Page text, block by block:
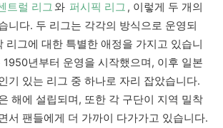
트럴 리그와 퍼시픽 리그 , 이렇게 두 개의
니다. 두 리그는 각각의 방식으로 운영되
리그에 대한 특별한 애정을 가지고 있습니
1950년부터 운영을 시작했으며, 이후 일본
기 있는 리그 중 하나로 자리 잡았습니다.
해에 설립되며, 또한 각 구단이 지역 밀착
서 팬들에게 더 가까이 다가가고 있습니다.